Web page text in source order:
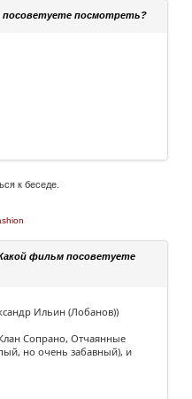
посоветуете посмотреть?
к беседе.
фильм посоветуете
Ильин (Лобанов))
Сопрано, Отчаянные
но очень забавный), и